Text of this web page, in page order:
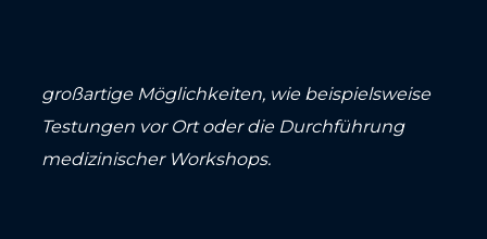
großartige Möglichkeiten, wie beispielsweise
Testungen vor Ort oder die Durchführung
medizinischer Workshops.